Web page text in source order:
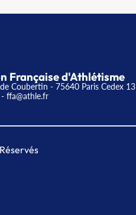
Française d'Athlétisme
Coubertin - 75640 Paris Cedex 13
- ffa@athle.fr